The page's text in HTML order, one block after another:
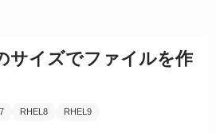
サイズでファイルを作
RHEL8 RHEL9